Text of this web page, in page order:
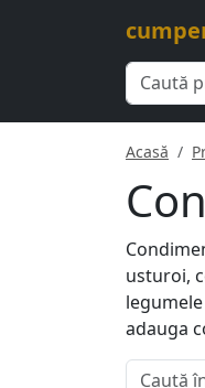
Acasă
usturoi,
adauga